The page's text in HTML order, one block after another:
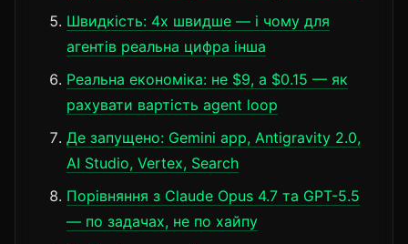
Швидкість: 4x швидше — і чому для
агентів реальна цифра інша
Реальна економіка: не $9, а $0.15 — як
рахувати вартість agent loop
Де запущено: Gemini app, Antigravity 2.0,
AI Studio, Vertex, Search
Порівняння з Claude Opus 4.7 та GPT-5.5
— по задачах, не по хайпу